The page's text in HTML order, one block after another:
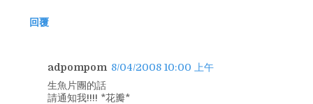
回覆
adpompom 8/04/2008 10:00 上午
生魚片團的話
請通知我!!!! *花瓣*